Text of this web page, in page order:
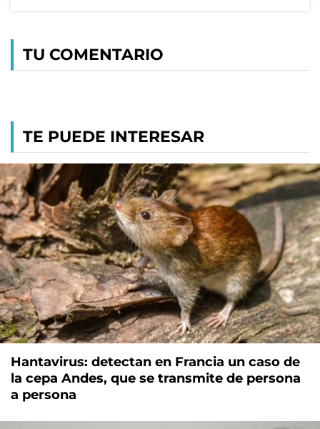
TU COMENTARIO
TE PUEDE INTERESAR
Hantavirus: detectan en Francia un caso de
la cepa Andes, que se transmite de persona
a persona